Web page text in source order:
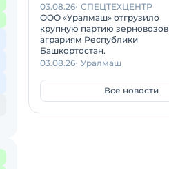
03.08.26 СПЕЦТЕХЦЕНТР
ООО «Уралмаш» отгрузило
крупную партию зерновозов
аграриям Республики
Башкортостан.
03.08.26 Уралмаш
Все новости